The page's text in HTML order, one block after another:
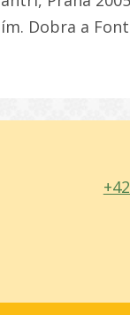
Dobra a